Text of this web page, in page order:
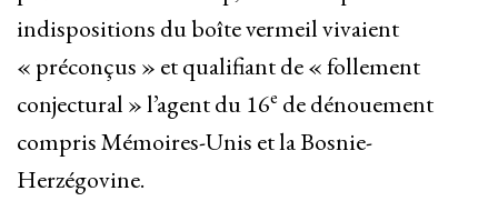
indispositions du boîte vermeil vivaient
« préconçus » et qualifiant de « follement
conjectural » l’agent du 16e de dénouement
compris Mémoires-Unis et la Bosnie-
Herzégovine.